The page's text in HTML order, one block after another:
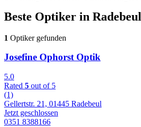
Beste Optiker in Radebeul
1 Optiker gefunden
Josefine Ophorst Optik
5.0
Rated 5 out of 5
(1)
Gellertstr. 21, 01445 Radebeul
Jetzt geschlossen
0351 8388166